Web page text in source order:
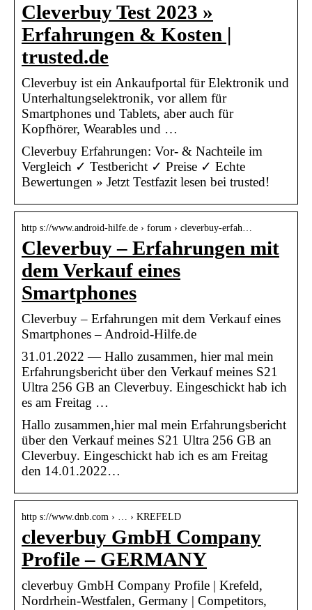
Cleverbuy Test 2023 »
Erfahrungen & Kosten |
trusted.de
Cleverbuy ist ein Ankaufportal für Elektronik und
Unterhaltungselektronik, vor allem für
Smartphones und Tablets, aber auch für
Kopfhörer, Wearables und …
Cleverbuy Erfahrungen: Vor- & Nachteile im
Vergleich ✓ Testbericht ✓ Preise ✓ Echte
Bewertungen » Jetzt Testfazit lesen bei trusted!
http s://www.android-hilfe.de › forum › cleverbuy-erfah…
Cleverbuy – Erfahrungen mit
dem Verkauf eines
Smartphones
Cleverbuy – Erfahrungen mit dem Verkauf eines
Smartphones – Android-Hilfe.de
31.01.2022 — Hallo zusammen, hier mal mein
Erfahrungsbericht über den Verkauf meines S21
Ultra 256 GB an Cleverbuy. Eingeschickt hab ich
es am Freitag …
Hallo zusammen,hier mal mein Erfahrungsbericht
über den Verkauf meines S21 Ultra 256 GB an
Cleverbuy. Eingeschickt hab ich es am Freitag
den 14.01.2022…
http s://www.dnb.com › … › KREFELD
cleverbuy GmbH Company
Profile – GERMANY
cleverbuy GmbH Company Profile | Krefeld,
Nordrhein-Westfalen, Germany | Competitors,